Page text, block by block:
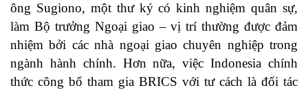
ông Sugiono, một thư ký có kinh nghiệm quân sự,
làm Bộ trưởng Ngoại giao – vị trí thường được đảm
nhiệm bởi các nhà ngoại giao chuyên nghiệp trong
ngành hành chính. Hơn nữa, việc Indonesia chính
thức công bố tham gia BRICS với tư cách là đối tác